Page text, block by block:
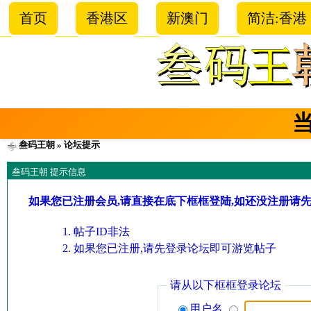
首页 香港区 新澳门 简洁:香港
叁码王朝 » 论坛提示
叁码王朝 提示信息
如果您已注册会员,请直接在底下框框登陆,如还没注册请
帖子ID非法
如果您已注册,请先登录论坛即可游览帖子
请从以下框框登录论坛
用户名